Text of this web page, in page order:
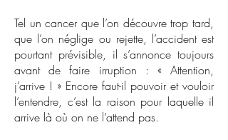
Tel un cancer que l’on découvre trop tard,
que l’on néglige ou rejette, l’accident est
pourtant prévisible, il s’annonce toujours
avant de faire irruption : « Attention,
j’arrive ! » Encore faut-il pouvoir et vouloir
l’entendre, c’est la raison pour laquelle il
arrive là où on ne l’attend pas.